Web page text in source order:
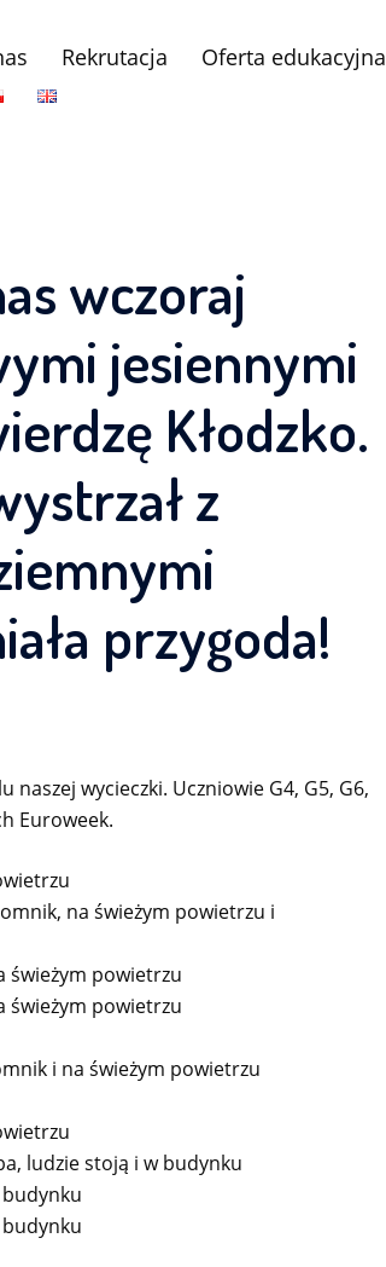
Rekrutacja Oferta edukacyjna
wczoraj
jesiennymi
Kłodzko.
z
przygoda!
wycieczki. Uczniowie G4, G5, G6,
Euroweek.